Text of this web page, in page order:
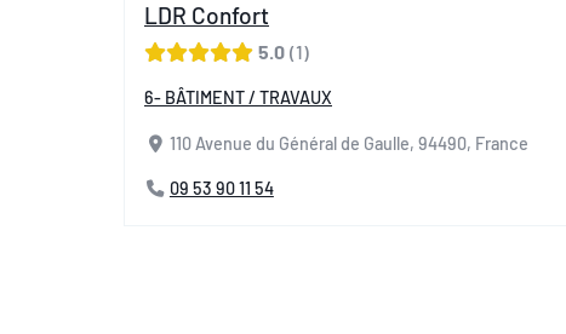
LDR Confort
5.0 1
6- BÂTIMENT / TRAVAUX
110 Avenue du Général de Gaulle, 94490, France
09 53 90 11 54